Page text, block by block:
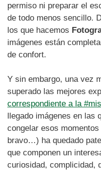
permiso ni preparar el
de todo menos sencillo.
los que hacemos
imágenes están
de confort.
Y sin embargo, una vez
superado las mejores
correspondiente a la
llegado imágenes en
congelar esos
bravo…) ha quedado
que componen un
curiosidad,